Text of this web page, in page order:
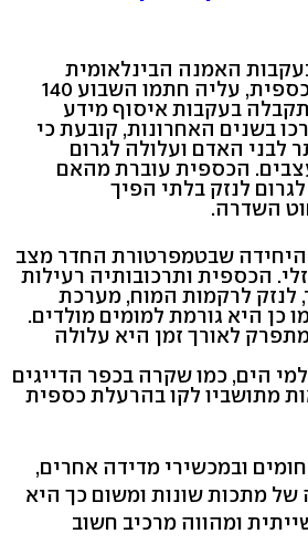
האמנה הבינלאומית
להפחתת השימוש בכספית, עליה חתמו השבוע 140
בעקבות איסוף מידע
בשנים האחרונות, קובעת כי
לבני האדם ועלולה לגרום
הכספית עוברת מהאם
לנזק בלתי הפיך
השדרה.
שבטמפרטורת החדר מצב
הכספית ותרכובותיה רעילות
לנזק לרקמות המוח, מערכת
כן היא גורמת למומים מולדים.
לאורך זמן היא עלולה
הים, כמו שקרה בכפר הדייגים
מתושביו לקו בהרעלת כספית
ובמכשירי מדידה אחרים,
של מתכות שונות ומשום כך היא
ומהווה מרכיב חשוב